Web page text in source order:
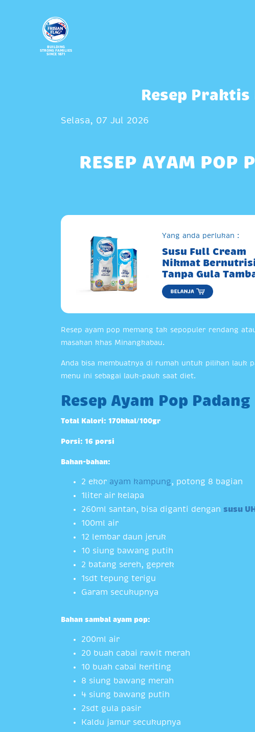
BUILDING
STRONG FAMILIES
SINCE 1871
Resep Praktis
Selasa, 07 Jul 2026
RESEP AYAM POP
Yang anda perlukan :
Susu Full Cream
Nikmat
Tanpa Gula
Resep ayam pop memang tak sepopuler rendang
masakan khas Minangkabau.
Anda bisa membuatnya di rumah untuk pilihan lauk
menu ini sebagai lauk-pauk saat diet.
Resep Ayam Pop Padang
Total Kalori: 170kkal/100gr
Porsi: 16 porsi
Bahan-bahan:
2 ekor ayam kampung, potong 8 bagian
1liter air kelapa
260ml santan, bisa diganti dengan susu
100ml air
12 lembar daun jeruk
10 siung bawang putih
2 batang sereh, geprek
1sdt tepung terigu
Garam secukupnya
Bahan sambal ayam pop:
200ml air
20 buah cabai rawit merah
10 buah cabai keriting
8 siung bawang merah
4 siung bawang putih
2sdt gula pasir
Kaldu jamur secukupnya